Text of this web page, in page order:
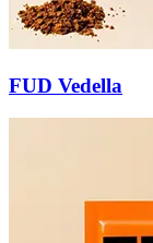
FUD Vedella